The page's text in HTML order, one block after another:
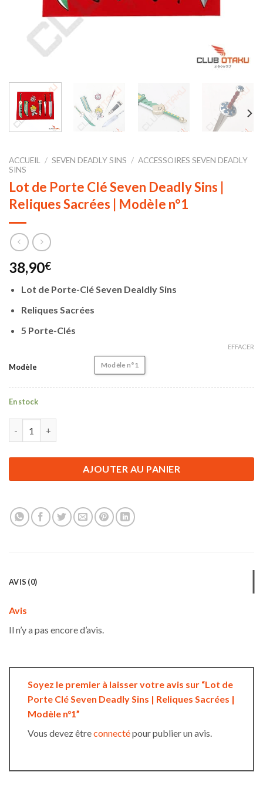
ACCUEIL / SEVEN DEADLY SINS / ACCESSOIRES SEVEN DEADLY
SINS
Lot de Porte Clé Seven Deadly Sins |
Reliques Sacrées | Modèle n°1
38,90€
Lot de Porte-Clé Seven Dealdly Sins
Reliques Sacrées
5 Porte-Clés
Modèle Modèle n°1
EFFACER
En stock
AJOUTER AU PANIER
AVIS (0)
Avis
Il n’y a pas encore d’avis.
Soyez le premier à laisser votre avis sur “Lot de
Porte Clé Seven Deadly Sins | Reliques Sacrées |
Modèle n°1”
Vous devez êtreconnectépour publier un avis.